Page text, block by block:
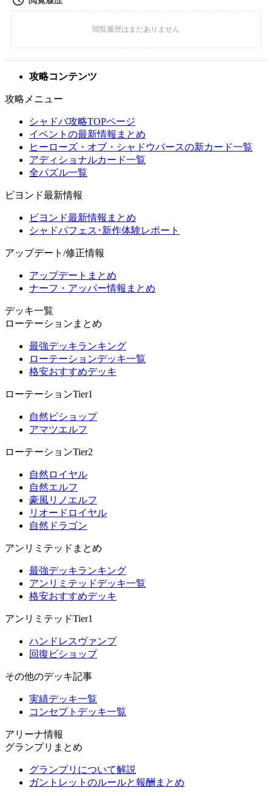
攻略コンテンツ
攻略メニュー
シャドバ攻略TOPページ
イベントの最新情報まとめ
ヒーローズ・オブ・シャドウバースの新カード一覧
アディショナルカード一覧
全パズル一覧
ビヨンド最新情報
ビヨンド最新情報まとめ
シャドバフェス･新作体験レポート
アップデート/修正情報
アップデートまとめ
ナーフ・アッパー情報まとめ
デッキ一覧
ローテーションまとめ
最強デッキランキング
ローテーションデッキ一覧
格安おすすめデッキ
ローテーションTier1
自然ビショップ
アマツエルフ
ローテーションTier2
自然ロイヤル
自然エルフ
豪風リノエルフ
リオードロイヤル
自然ドラゴン
アンリミテッドまとめ
最強デッキランキング
アンリミテッドデッキ一覧
格安おすすめデッキ
アンリミテッドTier1
ハンドレスヴァンプ
回復ビショップ
その他のデッキ記事
実績デッキ一覧
コンセプトデッキ一覧
アリーナ情報
グランプリまとめ
グランプリについて解説
ガントレットのルールと報酬まとめ